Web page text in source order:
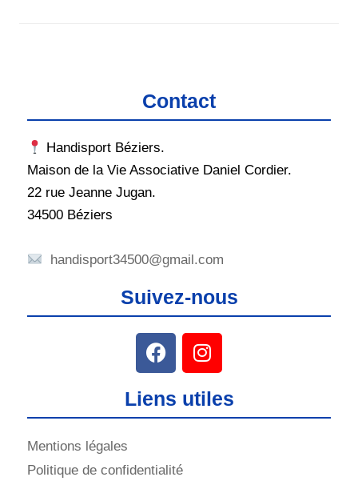
Contact
Handisport Béziers.
Maison de la Vie Associative Daniel Cordier.
22 rue Jeanne Jugan.
34500 Béziers
handisport34500@gmail.com
Suivez-nous
Liens utiles
Mentions légales
Politique de confidentialité